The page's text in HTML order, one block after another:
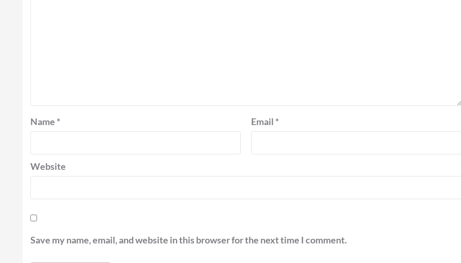
Name * Email *
Website
Save my name, email, and website in this browser for the next time I comment.